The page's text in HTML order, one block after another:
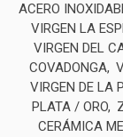
ACERO
VIRGEN LA
VIRGEN DEL
COVADONGA
VIRGEN DE LA
PLATA / ORO
CERÁMICA